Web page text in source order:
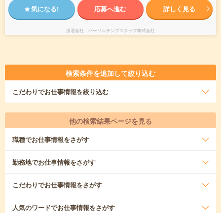
気になる! 応募へ進む 詳しく見る
派遣会社 パーソルテンプスタッフ株式会社
検索条件を追加して絞り込む
こだわりでお仕事情報を絞り込む
他の検索結果ページを見る
職種でお仕事情報をさがす
勤務地でお仕事情報をさがす
こだわりでお仕事情報をさがす
人気のワードでお仕事情報をさがす